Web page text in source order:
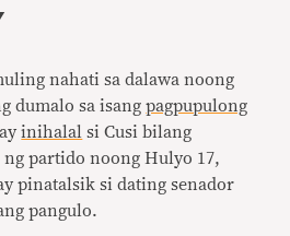
nahati sa dalawa noong
dumalo sa isangpagpupulong
inihalal si Cusi bilang
ng partido noong Hulyo 17,
pinatalsik si dating senador
pangulo.